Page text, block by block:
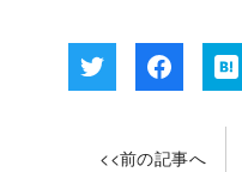
<<前の記事へ